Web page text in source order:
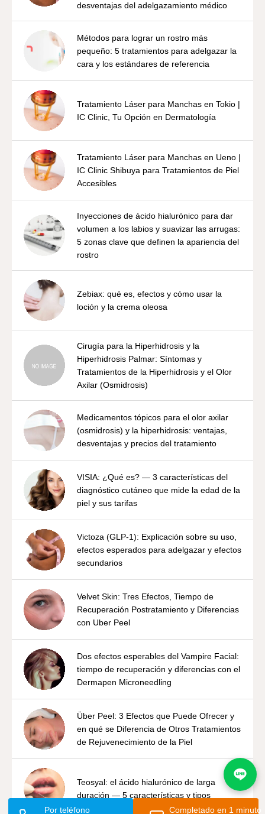
desventajas del adelgazamiento médico
Métodos para lograr un rostro más
pequeño: 5 tratamientos para adelgazar la
cara y los estándares de referencia
Tratamiento Láser para Manchas en Tokio |
IC Clinic, Tu Opción en Dermatología
Tratamiento Láser para Manchas en Ueno |
IC Clinic Shibuya para Tratamientos de Piel
Accesibles
Inyecciones de ácido hialurónico para dar
volumen a los labios y suavizar las arrugas:
5 zonas clave que definen la apariencia del
rostro
Zebiax: qué es, efectos y cómo usar la
loción y la crema oleosa
Cirugía para la Hiperhidrosis y la
Hiperhidrosis Palmar: Síntomas y
Tratamientos de la Hiperhidrosis y el Olor
Axilar (Osmidrosis)
Medicamentos tópicos para el olor axilar
(osmidrosis) y la hiperhidrosis: ventajas,
desventajas y precios del tratamiento
VISIA: ¿Qué es? — 3 características del
diagnóstico cutáneo que mide la edad de la
piel y sus tarifas
Victoza (GLP-1): Explicación sobre su uso,
efectos esperados para adelgazar y efectos
secundarios
Velvet Skin: Tres Efectos, Tiempo de
Recuperación Postratamiento y Diferencias
con Uber Peel
Dos efectos esperables del Vampire Facial:
tiempo de recuperación y diferencias con el
Dermapen Microneedling
Über Peel: 3 Efectos que Puede Ofrecer y
en qué se Diferencia de Otros Tratamientos
de Rejuvenecimiento de la Piel
Teosyal: el ácido hialurónico de larga
duración — 5 características y tipos
Por teléfono
Completado en 1 minuto